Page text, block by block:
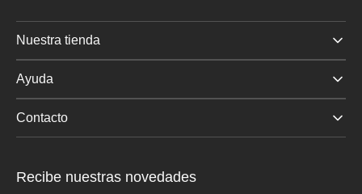
Nuestra tienda
Ayuda
Contacto
Recibe nuestras novedades